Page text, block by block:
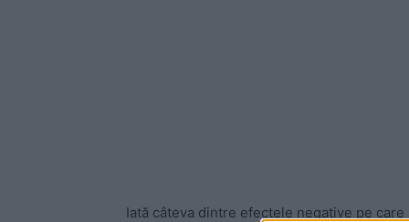
Iată câteva dintre efectele negative pe